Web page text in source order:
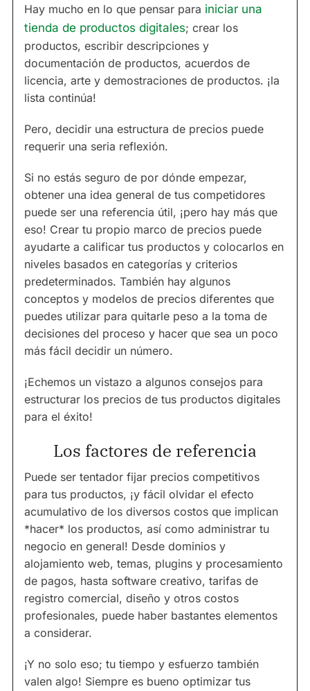
Hay mucho en lo que pensar para iniciar una
tienda de productos digitales; crear los
productos, escribir descripciones y
documentación de productos, acuerdos de
licencia, arte y demostraciones de productos. ¡la
lista continúa!
Pero, decidir una estructura de precios puede
requerir una seria reflexión.
Si no estás seguro de por dónde empezar,
obtener una idea general de tus competidores
puede ser una referencia útil, ¡pero hay más que
eso! Crear tu propio marco de precios puede
ayudarte a calificar tus productos y colocarlos en
niveles basados en categorías y criterios
predeterminados. También hay algunos
conceptos y modelos de precios diferentes que
puedes utilizar para quitarle peso a la toma de
decisiones del proceso y hacer que sea un poco
más fácil decidir un número.
¡Echemos un vistazo a algunos consejos para
estructurar los precios de tus productos digitales
para el éxito!
Los factores de referencia
Puede ser tentador fijar precios competitivos
para tus productos, ¡y fácil olvidar el efecto
acumulativo de los diversos costos que implican
*hacer* los productos, así como administrar tu
negocio en general! Desde dominios y
alojamiento web, temas, plugins y procesamiento
de pagos, hasta software creativo, tarifas de
registro comercial, diseño y otros costos
profesionales, puede haber bastantes elementos
a considerar.
¡Y no solo eso; tu tiempo y esfuerzo también
valen algo! Siempre es bueno optimizar tus